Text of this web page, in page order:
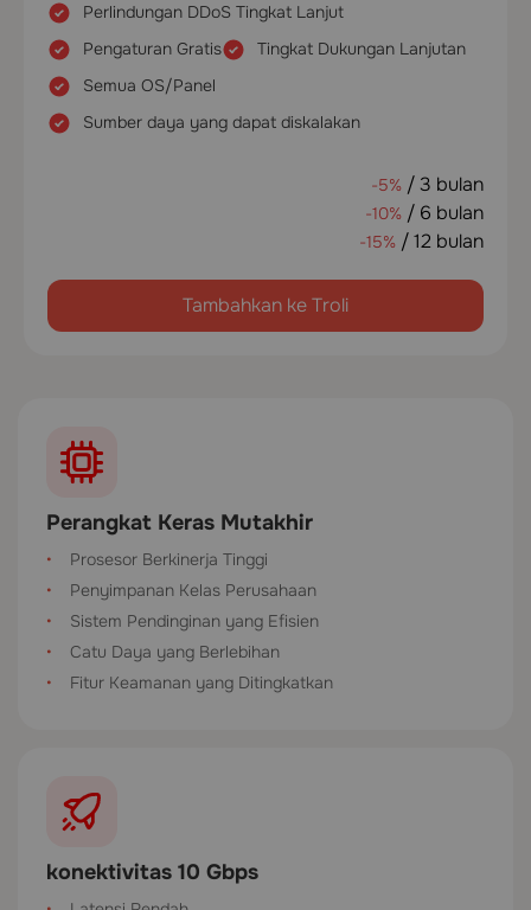
Perlindungan DDoS Tingkat Lanjut
Pengaturan Gratis
Tingkat Dukungan Lanjutan
Semua OS/Panel
Sumber daya yang dapat diskalakan
-5% / 3 bulan
-10% / 6 bulan
-15% / 12 bulan
Tambahkan ke Troli
Perangkat Keras Mutakhir
Prosesor Berkinerja Tinggi
Penyimpanan Kelas Perusahaan
Sistem Pendinginan yang Efisien
Catu Daya yang Berlebihan
Fitur Keamanan yang Ditingkatkan
konektivitas 10 Gbps